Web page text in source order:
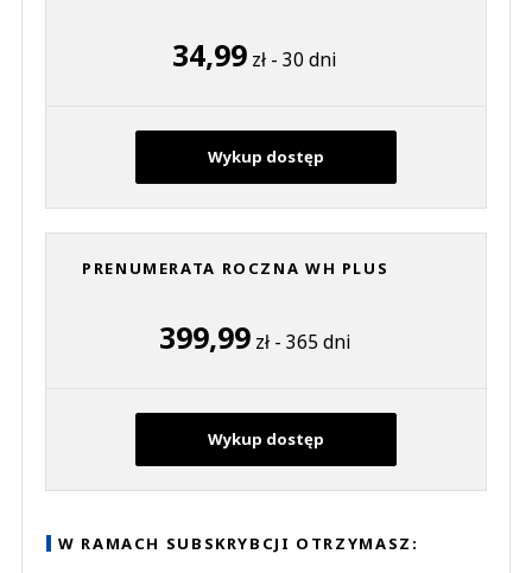
34,99 zł - 30 dni
Wykup dostęp
PRENUMERATA ROCZNA WH PLUS
399,99zł - 365 dni
Wykup dostęp
W RAMACH SUBSKRYBCJI OTRZYMASZ: